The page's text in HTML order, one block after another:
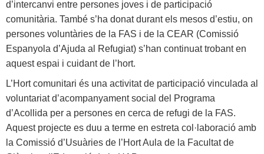
d’intercanvi entre persones joves i de participació
comunitària. També s’ha donat durant els mesos d’estiu, on
persones voluntàries de la FAS i de la CEAR (Comissió
Espanyola d’Ajuda al Refugiat) s’han continuat trobant en
aquest espai i cuidant de l’hort.
L’Hort comunitari és una activitat de participació vinculada al
voluntariat d’acompanyament social del Programa
d’Acollida per a persones en cerca de refugi de la FAS.
Aquest projecte es duu a terme en estreta col·laboració amb
la Comissió d’Usuàries de l’Hort Aula de la Facultat de